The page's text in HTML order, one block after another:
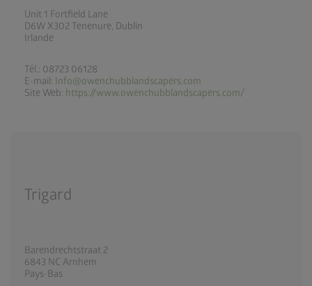
Unit 1 Fortfield Lane
D6W X302 Tenenure, Dublin
Irlande
Tél.: 08723 06128
E-mail: Info@owenchubblandscapers.com
Site Web: https://www.owenchubblandscapers.com/
Trigard
Barendrechtstraat 2
6843 NC Arnhem
Pays-Bas